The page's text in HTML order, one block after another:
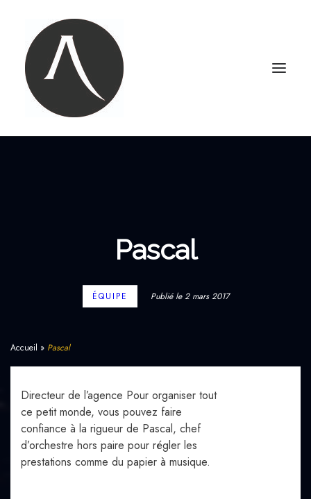
Pascal
ÉQUIPE Publié le 2 mars 2017
Accueil » Pascal
Directeur de l’agence Pour organiser tout
ce petit monde, vous pouvez faire
confiance à la rigueur de Pascal, chef
d’orchestre hors paire pour régler les
prestations comme du papier à musique.